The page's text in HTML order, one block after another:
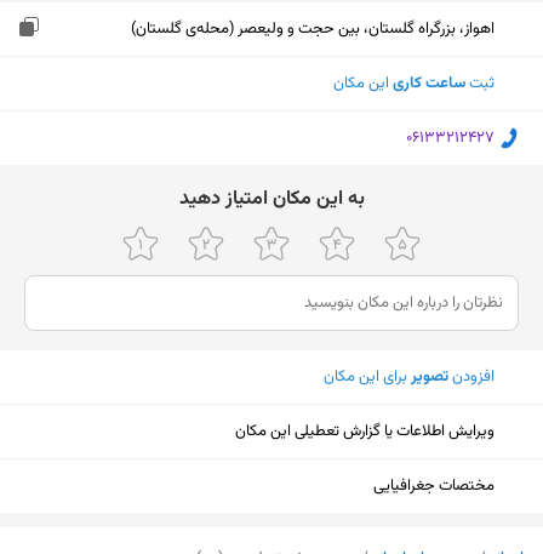
اهواز، بزرگراه گلستان، بین حجت و ولیعصر (محله‌ی گلستان)
ثبتساعت کاری این مکان
‎06133212427
ﺑﻪ اﯾﻦ ﻣﮑﺎن اﻣﺘﯿﺎز دﻫﯿﺪ
افزودنتصویربرای این مکان
ویرایش اطلاعات یا گزارش تعطیلی این مکان
مختصات جغرافیایی